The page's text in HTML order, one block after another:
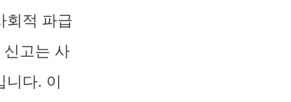
회적 파급
고는 사
니다. 이